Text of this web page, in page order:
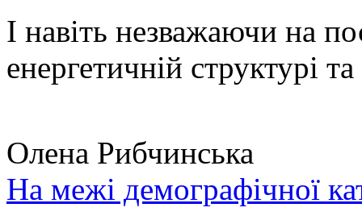
І навіть незважаючи на
енергетичній структурі
Олена Рибчинська
На межі демографічної